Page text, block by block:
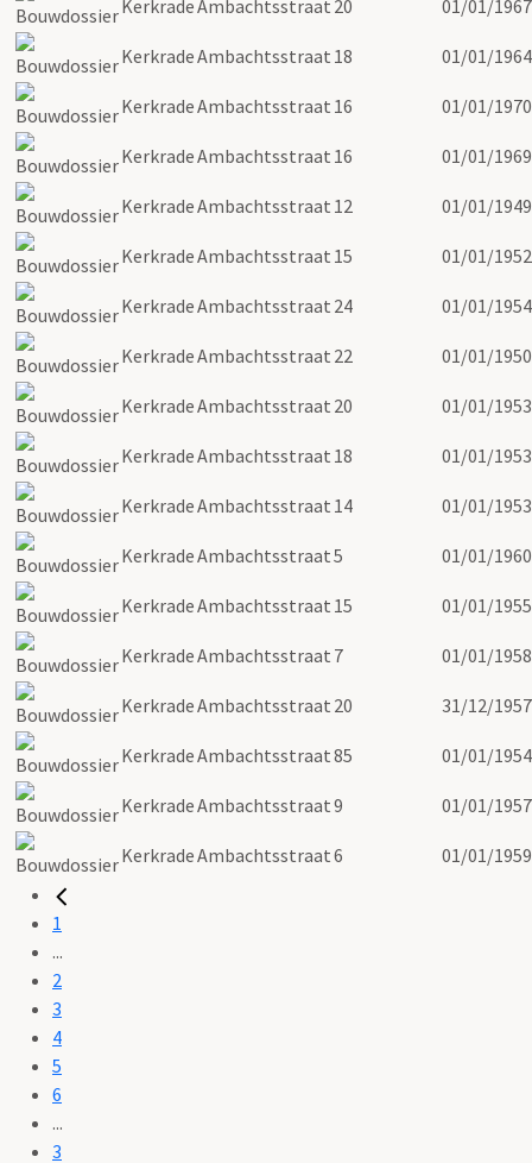
KerkradeAmbachtsstraat 20 01/01/1967
KerkradeAmbachtsstraat 18 01/01/1964
KerkradeAmbachtsstraat 16 01/01/1970
KerkradeAmbachtsstraat 16 01/01/1969
KerkradeAmbachtsstraat 12 01/01/1949
KerkradeAmbachtsstraat 15 01/01/1952
KerkradeAmbachtsstraat 24 01/01/1954
KerkradeAmbachtsstraat 22 01/01/1950
KerkradeAmbachtsstraat 20 01/01/1953
KerkradeAmbachtsstraat 18 01/01/1953
KerkradeAmbachtsstraat 14 01/01/1953
KerkradeAmbachtsstraat5 01/01/1960
KerkradeAmbachtsstraat 15 01/01/1955
KerkradeAmbachtsstraat 7 01/01/1958
KerkradeAmbachtsstraat 20 31/12/1957
KerkradeAmbachtsstraat85 01/01/1954
KerkradeAmbachtsstraat9 01/01/1957
KerkradeAmbachtsstraat6 01/01/1959
1
...
2
3
4
5
6
...
3